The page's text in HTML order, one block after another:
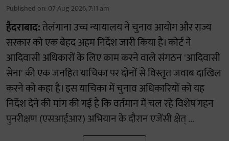
Published on: 07 Aug 2026, 7:11 am
हैदराबाद:तेलंगाना उच्च न्यायालय ने चुनाव आयोग और राज्य
सरकार को एक बेहद अहम निर्देश जारी किया है। कोर्ट ने
आदिवासी अधिकारों के लिए काम करने वाले संगठन 'आदिवासी
सेना' की एक जनहित याचिका पर दोनों से विस्तृत जवाब दाखिल
करने को कहा है। इस याचिका में चुनाव अधिकारियों को यह
निर्देश देने की मांग की गई है कि वर्तमान में चल रहे विशेष गहन
पुनरीक्षण (एसआईआर) अभियान के दौरान एजेंसी क्षेत् ...